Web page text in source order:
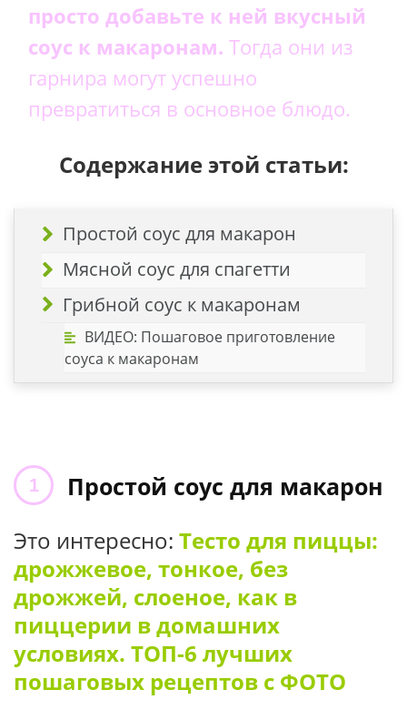
просто добавьте к ней вкусный
соус к макаронам. Тогда они из
гарнира могут успешно
превратиться в основное блюдо.
Содержание этой статьи:
Простой соус для макарон
Мясной соус для спагетти
Грибной соус к макаронам
ВИДЕО: Пошаговое приготовление
соуса к макаронам
Простой соус для макарон
Это интересно: Тесто для пиццы:
дрожжевое, тонкое, без
дрожжей, слоеное, как в
пиццерии в домашних
условиях. ТОП-6 лучших
пошаговых рецептов с ФОТО